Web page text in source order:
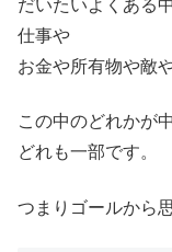
だいたいよくある
仕事や
お金や所有物や敵
この中のどれかが
どれも一部です。
つまりゴールから